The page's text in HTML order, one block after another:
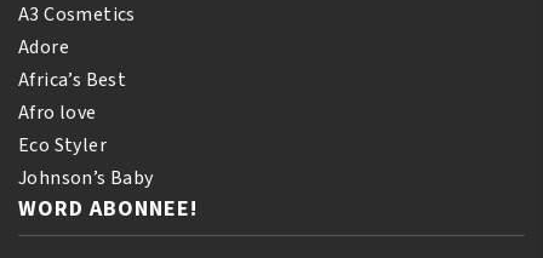
A3 Cosmetics
Adore
Africa’s Best
Afro love
Eco Styler
Johnson’s Baby
WORD ABONNEE!